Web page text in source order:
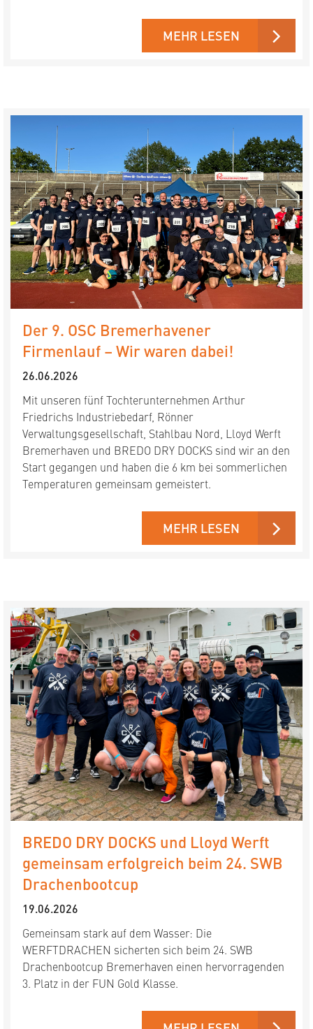
MEHR LESEN
Der 9. OSC Bremerhavener
Firmenlauf – Wir waren dabei!
26.06.2026
Mit unseren fünf Tochterunternehmen Arthur
Friedrichs Industriebedarf, Rönner
Verwaltungsgesellschaft, Stahlbau Nord, Lloyd Werft
Bremerhaven und BREDO DRY DOCKS sind wir an den
Start gegangen und haben die 6 km bei sommerlichen
Temperaturen gemeinsam gemeistert.
MEHR LESEN
BREDO DRY DOCKS und Lloyd Werft
gemeinsam erfolgreich beim 24. SWB
Drachenbootcup
19.06.2026
Gemeinsam stark auf dem Wasser: Die
WERFTDRACHEN sicherten sich beim 24. SWB
Drachenbootcup Bremerhaven einen hervorragenden
3. Platz in der FUN Gold Klasse.